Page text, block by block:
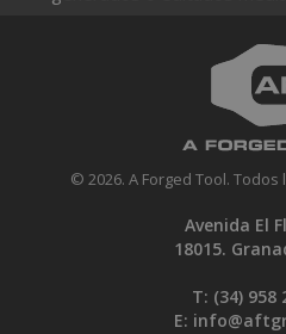
© 2026. A Forged Tool.
Avenida El
18015.
T: (34) 958
E: